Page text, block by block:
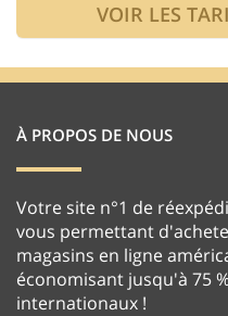
À PROPOS DE NOUS
Votre site n°1 de
vous permettant
magasins en ligne
économisant jusqu'à 75
internationaux !